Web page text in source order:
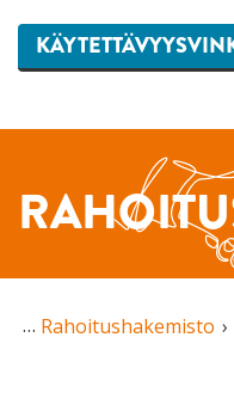
Rahoitushakemisto